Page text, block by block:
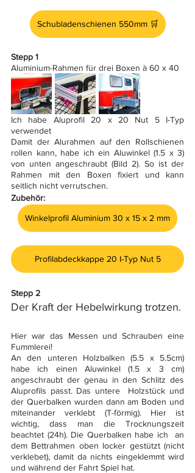
Schubladenschienen 550mm 🛒
Stepp 1
Aluminium-Rahmen für drei Boxen à 60 x 40
Ich habe Aluprofil 20 x 20 Nut 5 I-Typ
verwendet
Damit der Alurahmen auf den Rollschienen
rollen kann, habe ich ein Aluwinkel (1.5 x 3)
von unten angeschraubt (Bild 2). So ist der
Rahmen mit den Boxen fixiert und kann
seitlich nicht verrutschen.
Zubehör:
Winkelprofil Aluminium 30 x 15 x 2 mm
Profilabdeckkappe 20 I-Typ Nut 5
Stepp 2
Der Kraft der Hebelwirkung trotzen.
Hier war das Messen und Schrauben eine
Fummlerei!
An den unteren Holzbalken (5.5 x 5.5cm)
habe ich einen Aluwinkel (1.5 x 3 cm)
angeschraubt der genau in den Schlitz des
Aluprofils passt. Das untere  Holzstück und
der Querbalken wurden dann am Boden und
miteinander verklebt (T-förmig). Hier ist
wichtig, dass man die Trocknungszeit
beachtet (24h). Die Querbalken habe ich  an
dem Bettrahmen oben locker gestützt (nicht
verklebet), damit da nichts eingeklemmt wird
und während der Fahrt Spiel hat.